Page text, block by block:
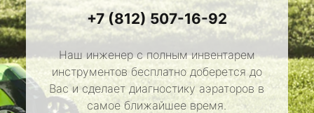
+7 (812) 507-16-92
Наш инженер с полным инвентарем
инструментов бесплатно доберется до
Вас и сделает диагностику аэраторов в
самое ближайшее время.